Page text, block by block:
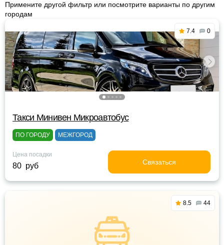
Примените другой фильтр или посмотрите варианты по другим
городам
7.4 0
Такси Минивен Микроавтобус
ПО ГОРОДУ МЕЖГОРОД
Цена посадки
80 руб Связаться
8.5 44